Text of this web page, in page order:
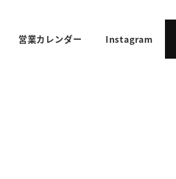
営業カレンダー Instagram